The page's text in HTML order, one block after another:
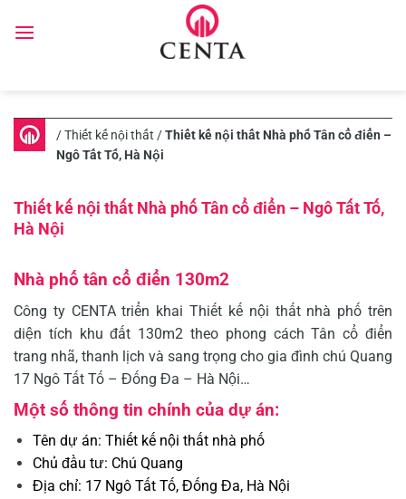
/Thiết kế nội thất /Thiết kế nội thất Nhà phố Tân cổ điển –
Ngô Tất Tố, Hà Nội
Thiết kế nội thất Nhà phố Tân cổ điển – Ngô Tất Tố,
Hà Nội
Nhà phố tân cổ điển 130m2
Công ty CENTA triển khai Thiết kế nội thất nhà phố trên
diện tích khu đất 130m2 theo phong cách Tân cổ điển
trang nhã, thanh lịch và sang trọng cho gia đình chú Quang
17 Ngô Tất Tố – Đống Đa – Hà Nội…
Một số thông tin chính của dự án:
Tên dự án: Thiết kế nội thất nhà phố
Chủ đầu tư: Chú Quang
Địa chỉ: 17 Ngô Tất Tố, Đống Đa, Hà Nội